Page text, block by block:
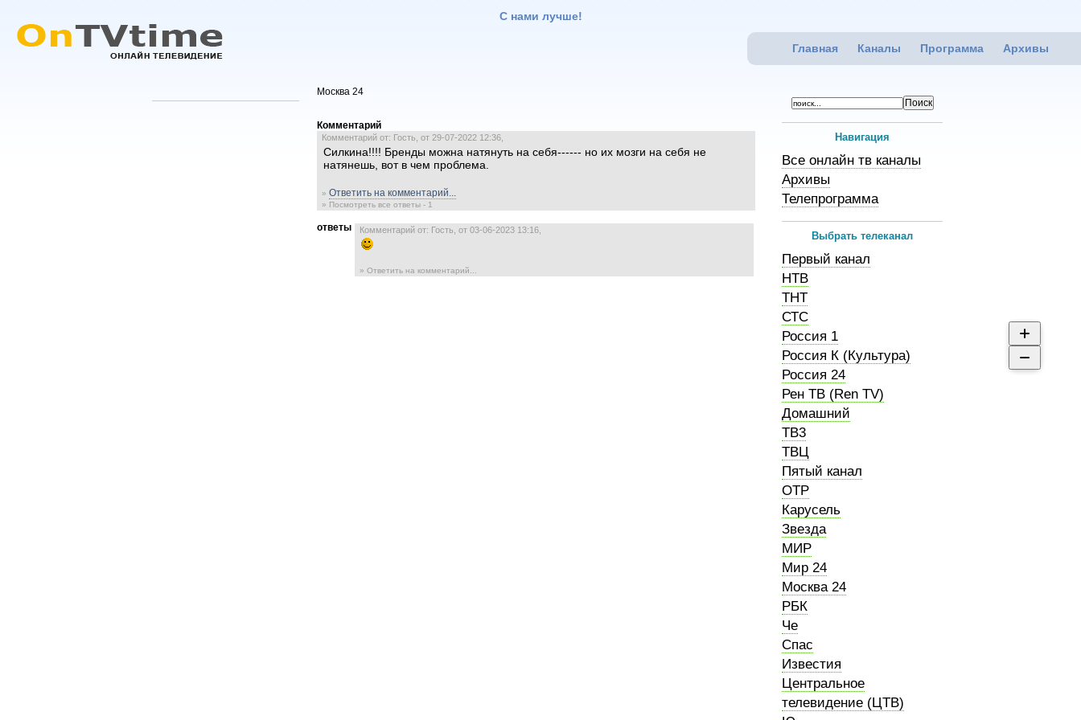
С нами лучше!
Главная Каналы Программа Архивы
Москва 24
Комментарий
Комментарий от: Гость, от 29-07-2022 12:36,
Силкина!!!! Бренды можна натянуть на себя------ но их мозги на себя не
натянешь, вот в чем проблема.
» Ответить на комментарий...
» Посмотреть все ответы - 1
ответы Комментарий от: Гость, от 03-06-2023 13:16,
» Ответить на комментарий...
Навигация
Все онлайн тв каналы
Архивы
Телепрограмма
Выбрать телеканал
Первый канал
НТВ
ТНТ
СТС
Россия 1
Россия К (Культура)
Россия 24
Рен ТВ (Ren TV)
Домашний
ТВ3
ТВЦ
Пятый канал
ОТР
Карусель
Звезда
МИР
Мир 24
Москва 24
РБК
Че
Спас
Известия
Центральное
телевидение (ЦТВ)